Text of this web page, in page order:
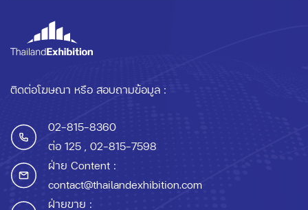
ติดต่อโฆษณา หรือ สอบถามข้อมูล :
02-815-8360
ต่อ 125 , 02-815-7598
ฝ่าย Content :
contact@thailandexhibition.com
ฝ่ายขาย :